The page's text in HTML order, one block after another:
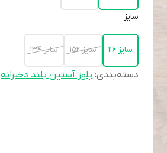
سایز
سایز 116 سایز 152 سایز 134
دسته‌بندی:بلوز آستین بلند دخترانه